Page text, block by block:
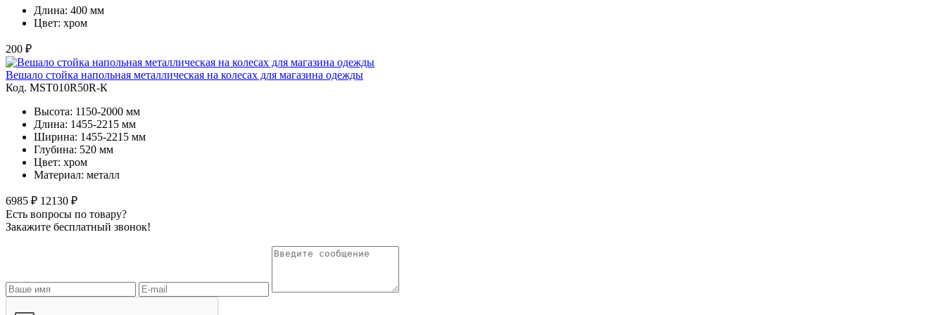
Длина: 400 мм
Цвет: хром
200 ₽
Вешало стойка напольная металлическая на колесах для магазина одежды
Код. MST010R50R-К
Высота: 1150-2000 мм
Длина: 1455-2215 мм
Ширина: 1455-2215 мм
Глубина: 520 мм
Цвет: хром
Материал: металл
6985 ₽ 12130 ₽
Есть вопросы по товару?
Закажите бесплатный звонок!